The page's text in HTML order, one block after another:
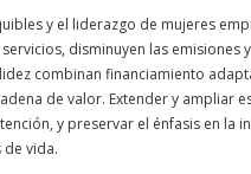
y el liderazgo de mujeres
disminuyen las
combinan financiamiento
de valor. Extender y ampliar
y preservar el énfasis en la
vida.